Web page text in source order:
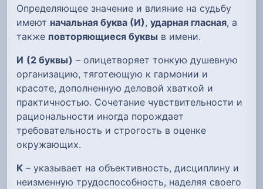
Определяющее значение и влияние на судьбу
имеют начальная буква (И), ударная гласная, а
также повторяющиеся буквы в имени.
И (2 буквы) – олицетворяет тонкую душевную
организацию, тяготеющую к гармонии и
красоте, дополненную деловой хваткой и
практичностью. Сочетание чувствительности и
рациональности иногда порождает
требовательность и строгость в оценке
окружающих.
К – указывает на объективность, дисциплину и
неизменную трудоспособность, наделяя своего